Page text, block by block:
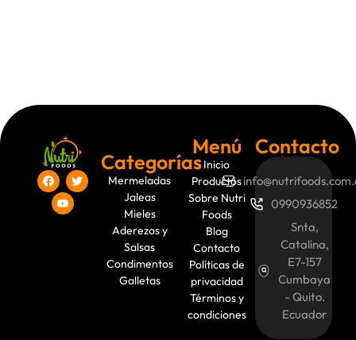
Categorías
Mermeladas
Jaleas
Mieles
Aderezos y
Salsas
Condimentos
Galletas
Menú
Inicio
Productos
Sobre Nutri
Foods
Blog
Contacto
Políticas de
privacidad
Términos y
condiciones
Contacto
0990936852
Snta,
Catalina,
E7-157
Cumbaya
- Quito.
Ecuador